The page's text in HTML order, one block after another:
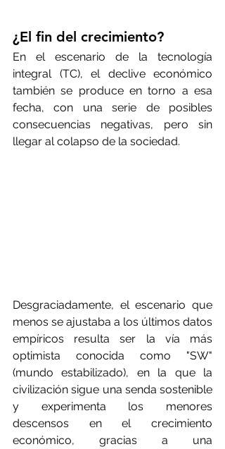
¿El fin del crecimiento?
En el escenario de la tecnología
integral (TC), el declive económico
también se produce en torno a esa
fecha, con una serie de posibles
consecuencias negativas, pero sin
llegar al colapso de la sociedad.
Desgraciadamente, el escenario que
menos se ajustaba a los últimos datos
empíricos resulta ser la vía más
optimista conocida como "SW"
(mundo estabilizado), en la que la
civilización sigue una senda sostenible
y experimenta los menores
descensos en el crecimiento
económico, gracias a una